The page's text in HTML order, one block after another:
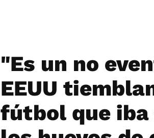
"Es un no
EEUU
fútbol que iba